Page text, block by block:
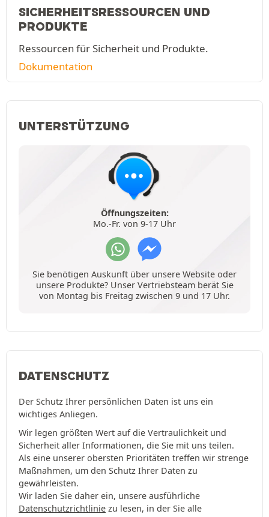
SICHERHEITSRESSOURCEN UND
PRODUKTE
Ressourcen für Sicherheit und Produkte.
Dokumentation
UNTERSTÜTZUNG
Öffnungszeiten:
Mo.-Fr. von 9-17 Uhr
Sie benötigen Auskunft über unsere Website oder
unsere Produkte? Unser Vertriebsteam berät Sie
von Montag bis Freitag zwischen 9 und 17 Uhr.
DATENSCHUTZ
Der Schutz Ihrer persönlichen Daten ist uns ein
wichtiges Anliegen.
Wir legen größten Wert auf die Vertraulichkeit und
Sicherheit aller Informationen, die Sie mit uns teilen.
Als eine unserer obersten Prioritäten treffen wir strenge
Maßnahmen, um den Schutz Ihrer Daten zu
gewährleisten.
Wir laden Sie daher ein, unsere ausführliche
Datenschutzrichtlinie zu lesen, in der Sie alle